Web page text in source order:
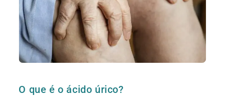
O que é o ácido úrico?